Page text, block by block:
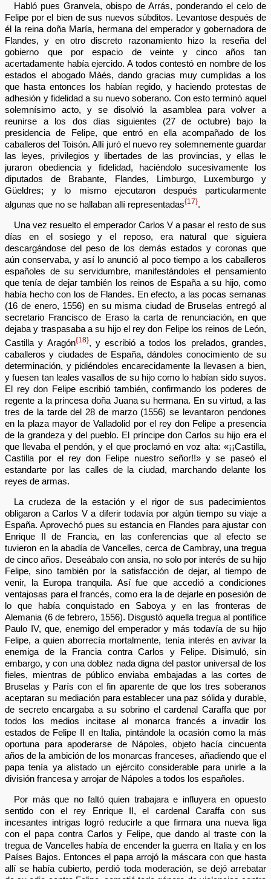
Habló pues Granvela, obispo de Arrás, ponderando el celo de
Felipe por el bien de sus nuevos súbditos. Levantose después de
él la reina doña María, hermana del emperador y gobernadora de
Flandes, y en otro discreto razonamiento hizo la reseña del
gobierno que por espacio de veinte y cinco años tan
acertadamente había ejercido. A todos contestó en nombre de los
estados el abogado Màés, dando gracias muy cumplidas a los
que hasta entonces los habían regido, y haciendo protestas de
adhesión y fidelidad a su nuevo soberano. Con esto terminó aquel
solemnísimo acto, y se disolvió la asamblea para volver a
reunirse a los dos días siguientes (27 de octubre) bajo la
presidencia de Felipe, que entró en ella acompañado de los
caballeros del Toisón. Allí juró el nuevo rey solemnemente guardar
las leyes, privilegios y libertades de las provincias, y ellas le
juraron obediencia y fidelidad, haciéndolo sucesivamente los
diputados de Brabante, Flandes, Limburgo, Luxemburgo y
Güeldres; y lo mismo ejecutaron después particularmente
algunas que no se hallaban allí representadas{17}.
Una vez resuelto el emperador Carlos V a pasar el resto de sus
días en el sosiego y el reposo, era natural que siguiera
descargándose del peso de los demás estados y coronas que
aún conservaba, y así lo anunció al poco tiempo a los caballeros
españoles de su servidumbre, manifestándoles el pensamiento
que tenía de dejar también los reinos de España a su hijo, como
había hecho con los de Flandes. En efecto, a las pocas semanas
(16 de enero, 1556) en su misma ciudad de Bruselas entregó al
secretario Francisco de Eraso la carta de renunciación, en que
dejaba y traspasaba a su hijo el rey don Felipe los reinos de León,
Castilla y Aragón{18}, y escribió a todos los prelados, grandes,
caballeros y ciudades de España, dándoles conocimiento de su
determinación, y pidiéndoles encarecidamente la llevasen a bien,
y fuesen tan leales vasallos de su hijo como lo habían sido suyos.
El rey don Felipe escribió también, confirmando los poderes de
regente a la princesa doña Juana su hermana. En su virtud, a las
tres de la tarde del 28 de marzo (1556) se levantaron pendones
en la plaza mayor de Valladolid por el rey don Felipe a presencia
de la grandeza y del pueblo. El príncipe don Carlos su hijo era el
que llevaba el pendón, y el que proclamó en voz alta: «¡¡Castilla,
Castilla por el rey don Felipe nuestro señor!!» y se paseó el
estandarte por las calles de la ciudad, marchando delante los
reyes de armas.
La crudeza de la estación y el rigor de sus padecimientos
obligaron a Carlos V a diferir todavía por algún tiempo su viaje a
España. Aprovechó pues su estancia en Flandes para ajustar con
Enrique II de Francia, en las conferencias que al efecto se
tuvieron en la abadía de Vancelles, cerca de Cambray, una tregua
de cinco años. Deseábalo con ansia, no solo por interés de su hijo
Felipe, sino también por la satisfacción de dejar, al tiempo de
venir, la Europa tranquila. Así fue que accedió a condiciones
ventajosas para el francés, como era la de dejarle en posesión de
lo que había conquistado en Saboya y en las fronteras de
Alemania (6 de febrero, 1556). Disgustó aquella tregua al pontífice
Paulo IV, que, enemigo del emperador y más todavía de su hijo
Felipe, a quien aborrecía mortalmente, tenía interés en avivar la
enemiga de la Francia contra Carlos y Felipe. Disimuló, sin
embargo, y con una doblez nada digna del pastor universal de los
fieles, mientras de público enviaba embajadas a las cortes de
Bruselas y París con el fin aparente de que los tres soberanos
aceptaran su mediación para establecer una paz sólida y durable,
de secreto encargaba a su sobrino el cardenal Caraffa que por
todos los medios incitase al monarca francés a invadir los
estados de Felipe II en Italia, pintándole la ocasión como la más
oportuna para apoderarse de Nápoles, objeto hacía cincuenta
años de la ambición de los monarcas franceses, añadiendo que el
papa tenía ya alistado un ejército considerable para unirle a la
división francesa y arrojar de Nápoles a todos los españoles.
Por más que no faltó quien trabajara e influyera en opuesto
sentido con el rey Enrique II, el cardenal Caraffa con sus
incesantes intrigas logró reducirle a que firmara una nueva liga
con el papa contra Carlos y Felipe, que dando al traste con la
tregua de Vancelles había de encender la guerra en Italia y en los
Países Bajos. Entonces el papa arrojó la máscara con que hasta
allí se había cubierto, perdió toda moderación, se dejó arrebatar